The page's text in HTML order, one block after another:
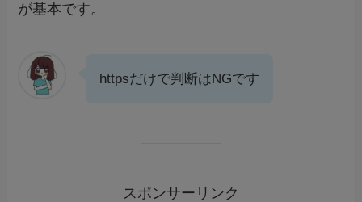
が基本です。
httpsだけで判断はNGです
スポンサーリンク